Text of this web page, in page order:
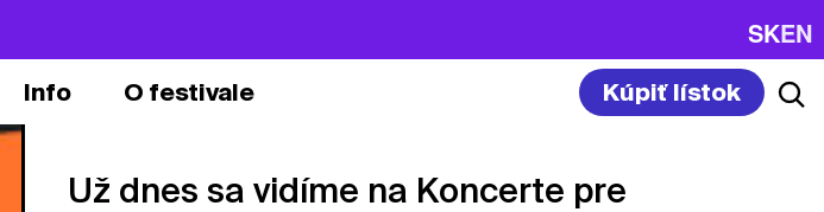
SKEN
Info O festivale Kúpiť lístok
Už dnes sa vidíme na Koncerte pre